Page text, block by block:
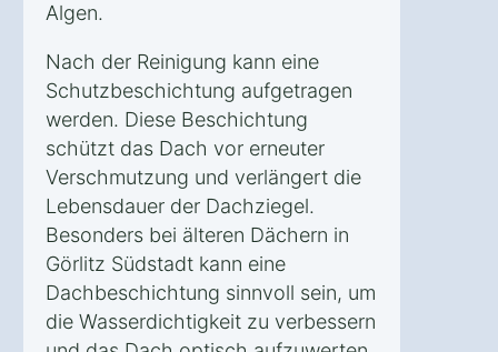
Algen.
Nach der Reinigung kann eine
Schutzbeschichtung aufgetragen
werden. Diese Beschichtung
schützt das Dach vor erneuter
Verschmutzung und verlängert die
Lebensdauer der Dachziegel.
Besonders bei älteren Dächern in
Görlitz Südstadt kann eine
Dachbeschichtung sinnvoll sein, um
die Wasserdichtigkeit zu verbessern